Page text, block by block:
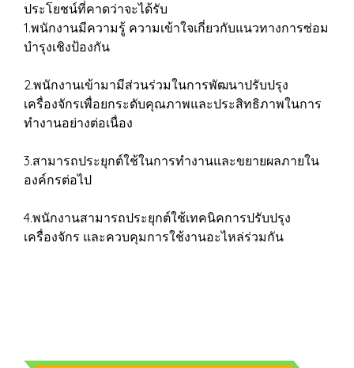
ประโยชน์ที่คาดว่าจะได้รับ
1.พนักงานมีความรู้ ความเข้าใจเกี่ยวกับแนวทางการซ่อม
บำรุงเชิงป้องกัน
2.พนักงานเข้ามามีส่วนร่วมในการพัฒนาปรับปรุง
เครื่องจักรเพื่อยกระดับคุณภาพและประสิทธิภาพในการ
ทำงานอย่างต่อเนื่อง
3.สามารถประยุกต์ใช้ในการทำงานและขยายผลภายใน
องค์กรต่อไป
4.พนักงานสามารถประยุกต์ใช้เทคนิคการปรับปรุง
เครื่องจักร และควบคุมการใช้งานอะไหล่ร่วมกัน